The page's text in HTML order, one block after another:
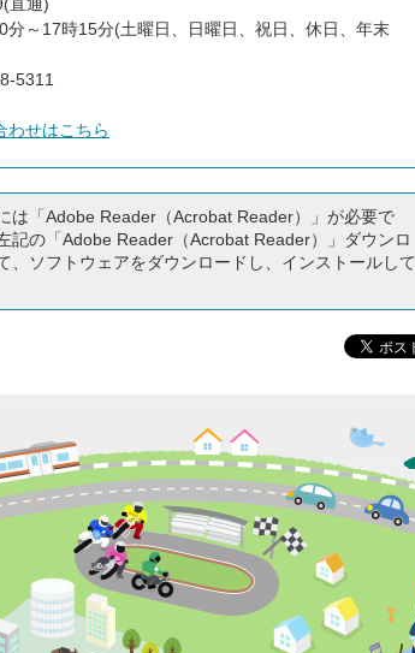
分～17時15分(土曜日、日曜日、祝日、休日、年末
5311
わせはこちら
は「Adobe Reader（Acrobat Reader）」が必要で
記の「Adobe Reader（Acrobat Reader）」ダウンロ
、ソフトウェアをダウンロードし、インストールして